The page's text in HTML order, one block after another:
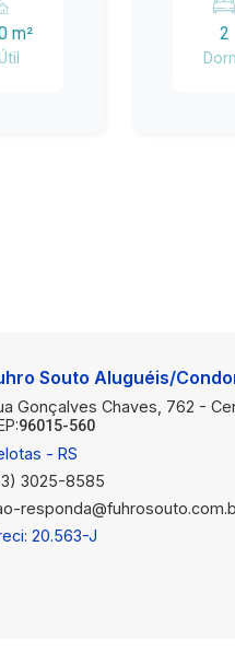
é a
bem-
O
m²
Bairro
para
Não
2
Souto Aluguéis/
Gonçalves Chaves, 762 -
96015-560
- RS
3025-8585
20.563-J